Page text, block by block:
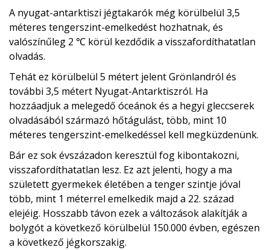
A nyugat-antarktiszi jégtakarók még körülbelül 3,5
méteres tengerszint-emelkedést hozhatnak, és
valószínűleg 2 ℃ körül kezdődik a visszafordíthatatlan
olvadás.
Tehát ez körülbelül 5 métert jelent Grönlandról és
további 3,5 métert Nyugat-Antarktiszról. Ha
hozzáadjuk a melegedő óceánok és a hegyi gleccserek
olvadásából származó hőtágulást, több, mint 10
méteres tengerszint-emelkedéssel kell megküzdenünk.
Bár ez sok évszázadon keresztül fog kibontakozni,
visszafordíthatatlan lesz. Ez azt jelenti, hogy a ma
született gyermekek életében a tenger szintje jóval
több, mint 1 méterrel emelkedik majd a 22. század
elejéig. Hosszabb távon ezek a változások alakítják a
bolygót a következő körülbelül 150.000 évben, egészen
a következő jégkorszakig.